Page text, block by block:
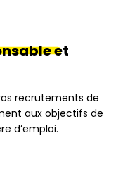
et
recrutements de
aux objectifs de
d’emploi.